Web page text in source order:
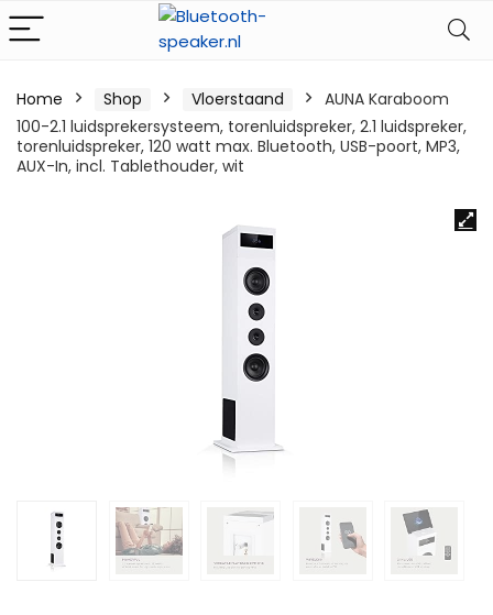
Home Shop Vloerstaand
AUNA Karaboom
100-2.1 luidsprekersysteem, torenluidspreker, 2.1 luidspreker,
torenluidspreker, 120 watt max. Bluetooth, USB-poort, MP3,
AUX-In, incl. Tablethouder, wit